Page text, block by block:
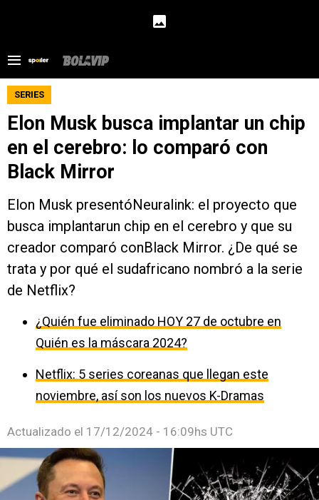
SERIES
Elon Musk busca implantar un chip
en el cerebro: lo comparó con
Black Mirror
Elon Musk presentóNeuralink: el proyecto que
busca implantarun chip en el cerebro y que su
creador comparó conBlack Mirror. ¿De qué se
trata y por qué el sudafricano nombró a la serie
de Netflix?
¿Quién fue eliminado HOY 27 de octubre en
Quién es la máscara 2024?
Netflix: 5 series coreanas que llegan este
noviembre, así son los nuevos K-Dramas
Actualizado el 17/12/2024 - 16:09hs UTC